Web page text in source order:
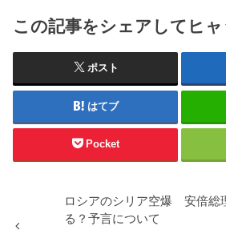
この記事をシェアしてヒ
ポスト
はてブ
Pocket
ロシアのシリア空爆 安倍総
る？予言について